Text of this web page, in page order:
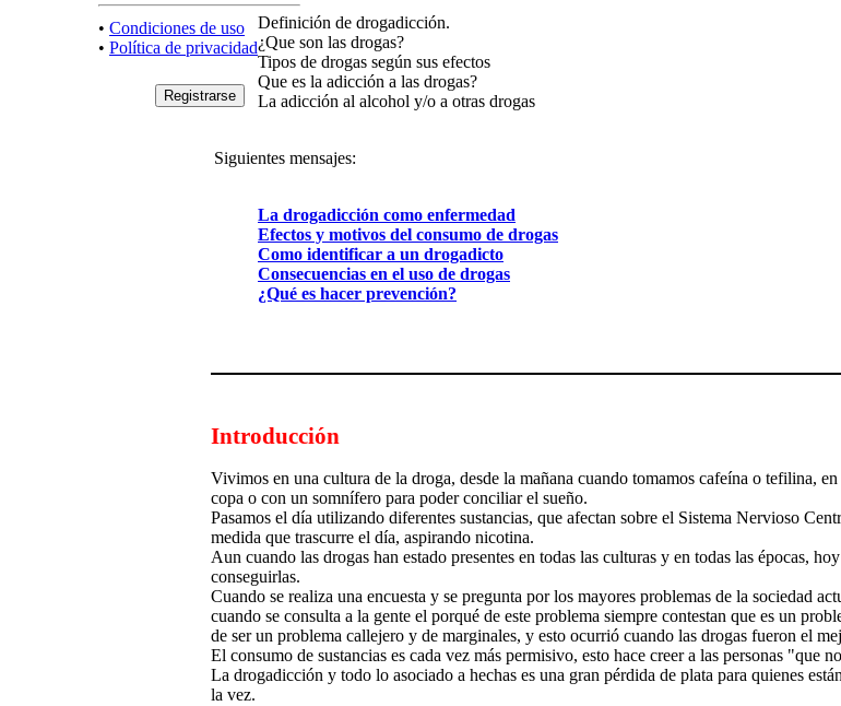
• Condiciones de uso
• Política de privacidad
Definición de drogadicción.
¿Que son las drogas?
Tipos de drogas según sus efectos
Que es la adicción a las drogas?
La adicción al alcohol y/o a otras drogas
Siguientes mensajes:
La drogadicción como enfermedad
Efectos y motivos del consumo de drogas
Como identificar a un drogadicto
Consecuencias en el uso de drogas
¿Qué es hacer prevención?
Introducción
Vivimos en una cultura de la droga, desde la mañana cuando tomamos cafeína o tefilina,
copa o con un somnífero para poder conciliar el sueño.
Pasamos el día utilizando diferentes sustancias, que afectan sobre el Sistema Nervioso
medida que trascurre el día, aspirando nicotina.
Aun cuando las drogas han estado presentes en todas las culturas y en todas las épocas,
conseguirlas.
Cuando se realiza una encuesta y se pregunta por los mayores problemas de la sociedad
cuando se consulta a la gente el porqué de este problema siempre contestan que es un
de ser un problema callejero y de marginales, y esto ocurrió cuando las drogas fueron el
El consumo de sustancias es cada vez más permisivo, esto hace creer a las personas "que
La drogadicción y todo lo asociado a hechas es una gran pérdida de plata para quienes
la vez.